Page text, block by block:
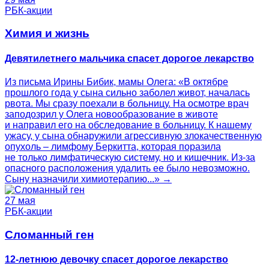
РБК-акции
Химия и жизнь
Девятилетнего мальчика спасет дорогое лекарство
Из письма Ирины Бибик, мамы Олега: «В октябре
прошлого года у сына сильно заболел живот, началась
рвота. Мы сразу поехали в больницу. На осмотре врач
заподозрил у Олега новообразование в животе
и направил его на обследование в больницу. К нашему
ужасу, у сына обнаружили агрессивную злокачественную
опухоль – лимфому Беркитта, которая поразила
не только лимфатическую систему, но и кишечник. Из-за
опасного расположения удалить ее было невозможно.
Сыну назначили химиотерапию...» →
27 мая
РБК-акции
Сломанный ген
12-летнюю девочку спасет дорогое лекарство